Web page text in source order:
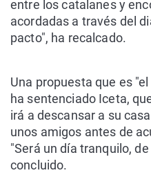
entre los catalanes y
acordadas a través del
pacto", ha recalcado.
Una propuesta que es
ha sentenciado Iceta,
irá a descansar a su
unos amigos antes de
"Será un día tranquilo,
concluido.